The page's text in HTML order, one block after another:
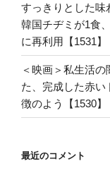
すっきりとした味
韓国チヂミが1食
に再利用【1531】
＜映画＞私生活
た、完成した赤い
徴のよう【1530】
最近のコメント